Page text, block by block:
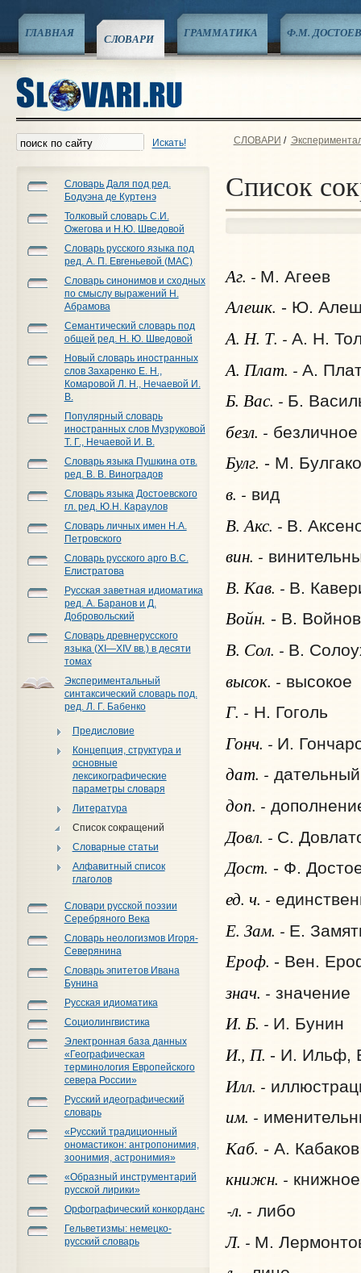
ГЛАВНАЯ СЛОВАРИ ГРАММАТИКА Ф.М.
Искать!
Словарь Даля под ред.
Бодуэна де Куртенэ
Толковый словарь С.И.
Ожегова и Н.Ю. Шведовой
Словарь русского языка под
ред. А. П. Евгеньевой (МАС)
Словарь синонимов и сходных
по смыслу выражений Н.
Абрамова
Семантический словарь под
общей ред. Н. Ю. Шведовой
Новый словарь иностранных
слов Захаренко Е. Н.,
Комаровой Л. Н., Нечаевой И.
В.
Популярный словарь
иностранных слов Музруковой
Т. Г., Нечаевой И. В.
Словарь языка Пушкина отв.
ред. В. В. Виноградов
Словарь языка Достоевского
гл. ред. Ю.Н. Караулов
Словарь личных имен Н.А.
Петровского
Словарь русского арго В.С.
Елистратова
Русская заветная идиоматика
ред. А. Баранов и Д.
Добровольский
Словарь древнерусского
языка (XI—XIV вв.) в десяти
томах
Экспериментальный
синтаксический словарь под.
ред. Л. Г. Бабенко
Предисловие
Концепция, структура и
основные
лексикографические
параметры словаря
Литература
Список сокращений
Словарные статьи
Алфавитный список
глаголов
Словари русской поэзии
Серебряного Века
Словарь неологизмов Игоря-
Северянина
Словарь эпитетов Ивана
Бунина
Русская идиоматика
Социолингвистика
Электронная база данных
«Географическая
терминология Европейского
севера России»
Русский идеографический
словарь
«Русский традиционный
ономастикон: антропонимия,
зоонимия, астронимия»
«Образный инструментарий
русской лирики»
Орфографический конкорданс
Гельветизмы: немецко-
русский словарь
СЛОВАРИ /
Список
Аг. - М. Агеев
Алешк. - Ю.
А. Н. Т. - А. Н.
А. Плат. - А.
Б. Вас. - Б.
безл. - безличное
Булг. - М.
в. - вид
В. Акс. - В.
вин. -
В. Кав. - В.
Войн. - В.
В. Сол. - В.
высок. - высокое
Г. - Н. Гоголь
Гонч. - И.
дат. -
доп. -
Довл. - С.
Дост. - Ф.
ед. ч. -
Е. Зам. - Е.
Ероф. - Вен.
знач. - значение
И. Б. - И. Бунин
И., П. - И. Ильф,
Илл. -
им. -
Каб. - А. Кабаков
книжн. - книжное
‑л. - либо
Л. - М.